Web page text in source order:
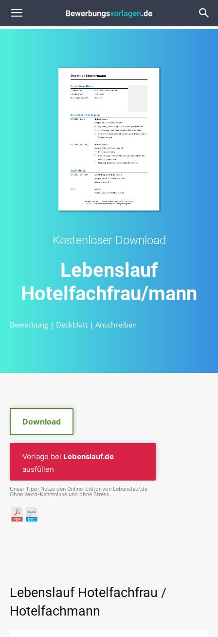
Kostenloser Download
Lebenslauf
Hotelfachfrau/mann
Bewerbung | Deckblatt | Anschreiben
Download
Vorlage bei Lebenslauf.de
ausfüllen
Unser Tipp: Nutze den Online-Editor von Lebenslauf.de
Ohne Word-Kenntnisse und ohne Stress.
Lebenslauf Hotelfachfrau /
Hotelfachmann